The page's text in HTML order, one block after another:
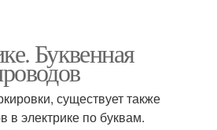
Буквенная
существует также
в электрике по буквам.